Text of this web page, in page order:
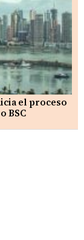
el proceso
BSC